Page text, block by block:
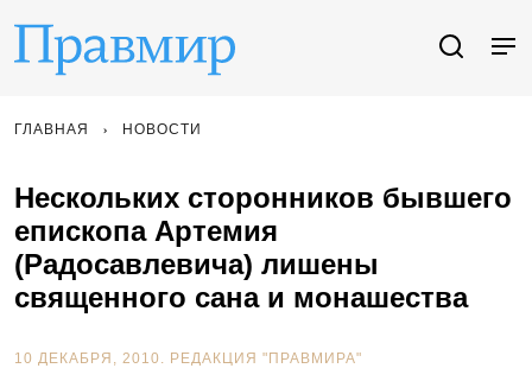
ГЛАВНАЯ НОВОСТИ
Нескольких сторонников бывшего
епископа Артемия
(Радосавлевича) лишены
священного сана и монашества
10 ДЕКАБРЯ, 2010. РЕДАКЦИЯ "ПРАВМИРА"